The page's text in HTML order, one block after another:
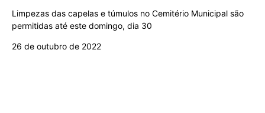
Limpezas das capelas e túmulos no Cemitério Municipal são
permitidas até este domingo, dia 30
26 de outubro de 2022